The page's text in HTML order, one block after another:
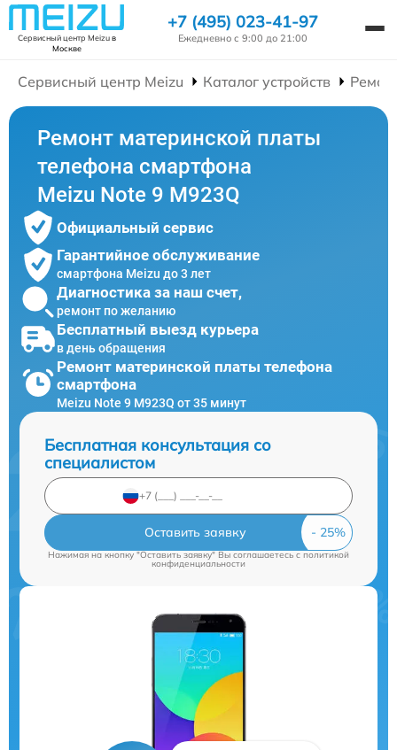
Сервисный центр Meizuв
Москве
+7 (495) 023-41-97
Ежедневно с 9:00 до 21:00
Сервисный центр Meizu Каталог устройств
Ремонт материнской платы
телефона смартфона
Meizu Note 9 M923Q
Официальный сервис
Гарантийное обслуживание
смартфона Meizu до 3 лет
Диагностика за наш счет,
ремонт по желанию
Бесплатный выезд курьера
в день обращения
Ремонт материнской платы телефона
смартфона
Meizu Note 9 M923Q от 35 минут
Бесплатная консультация со
специалистом
Оставить заявку
Нажимая на кнопку "Оставить заявку" Вы соглашаетесь cполитикой
конфиденциальности